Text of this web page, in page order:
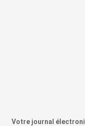
Votre journal